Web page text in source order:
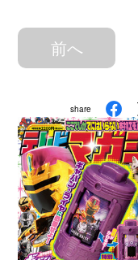
前へ
share